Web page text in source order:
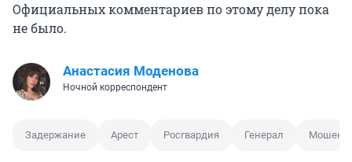
Официальных комментариев по этому делу пока
не было.
Анастасия Моденова
Ночной корреспондент
Задержание Арест Росгвардия Генерал